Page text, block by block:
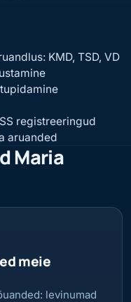
KMD, TSD, VD
registreeringud
aruanded
Maria
meie
levinumad